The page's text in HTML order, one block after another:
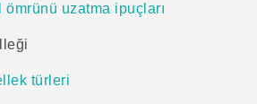
ömrünü uzatma ipuçları
türleri